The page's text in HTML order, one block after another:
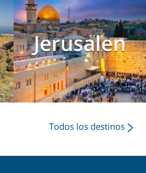
Jerusalen
Todos los destinos